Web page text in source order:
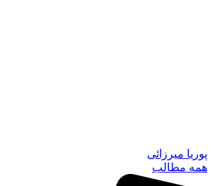
پوریا میرزائی
همه مطالب